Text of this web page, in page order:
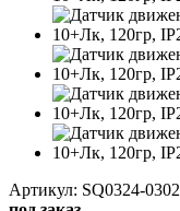
Артикул: SQ0324-0302